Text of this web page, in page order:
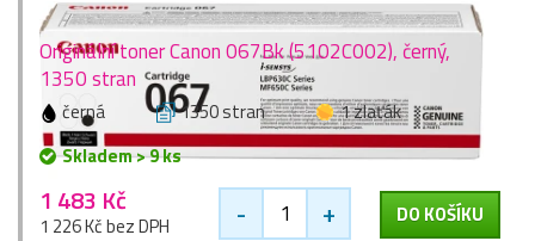
Originální toner Canon 067Bk (5102C002), černý,
1350 stran
černá 1350 stran
1 zlaťák
Skladem > 9 ks
1 483 Kč
1 226 Kč bez DPH - + DO KOŠÍKU